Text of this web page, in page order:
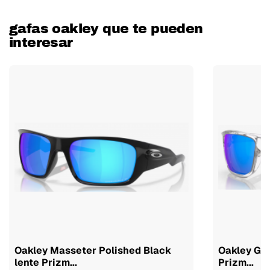
gafas oakley que te pueden
interesar
Oakley Masseter Polished Black
lente Prizm...
Oakley
Prizm...